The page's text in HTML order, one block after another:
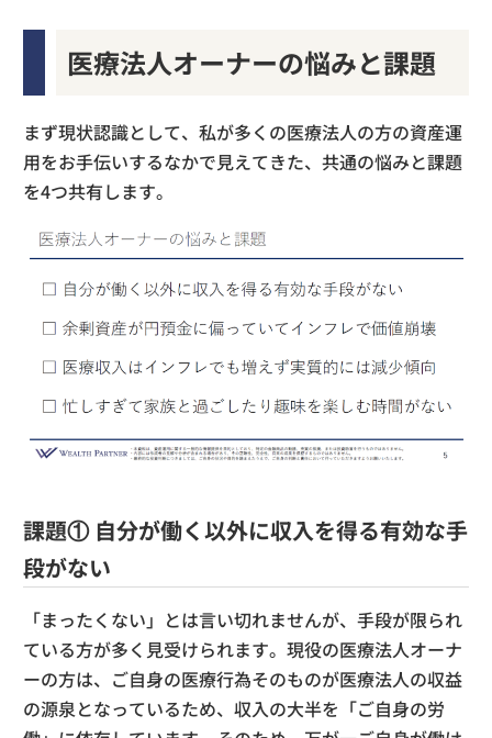
医療法人オーナーの悩みと課題
まず現状認識として、私が多くの医療法人の方の資産運
用をお手伝いするなかで見えてきた、共通の悩みと課題
を4つ共有します。
課題① 自分が働く以外に収入を得る有効な手
段がない
「まったくない」とは言い切れませんが、手段が限られ
ている方が多く見受けられます。現役の医療法人オーナ
ーの方は、ご自身の医療行為そのものが医療法人の収益
の源泉となっているため、収入の大半を「ご自身の労